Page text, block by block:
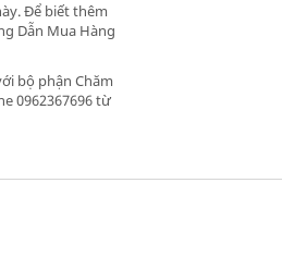
Để biết thêm
Dẫn Mua Hàng
bộ phận Chăm
0962367696 từ